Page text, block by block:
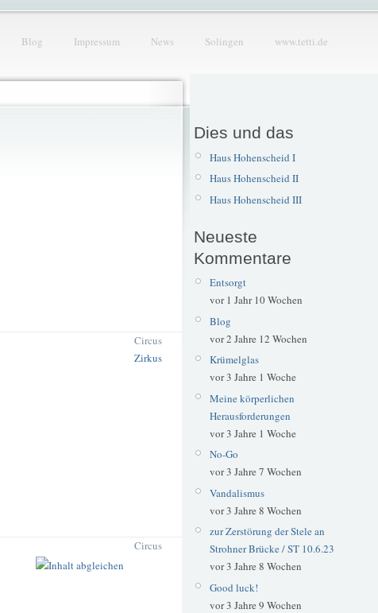
Blog Impressum News Solingen www.tetti.de
Circus
Zirkus
Circus
Dies und das
Haus Hohenscheid I
Haus Hohenscheid II
Haus Hohenscheid III
Neueste
Kommentare
Entsorgt
vor 1 Jahr 10 Wochen
Blog
vor 2 Jahre 12 Wochen
Krümelglas
vor 3 Jahre 1 Woche
Meine körperlichen
Herausforderungen
vor 3 Jahre 1 Woche
No-Go
vor 3 Jahre 7 Wochen
Vandalismus
vor 3 Jahre 8 Wochen
zur Zerstörung der Stele an
Strohner Brücke / ST 10.6.23
vor 3 Jahre 8 Wochen
Good luck!
vor 3 Jahre 9 Wochen